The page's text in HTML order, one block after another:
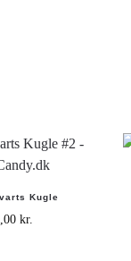
Kugle
kr.